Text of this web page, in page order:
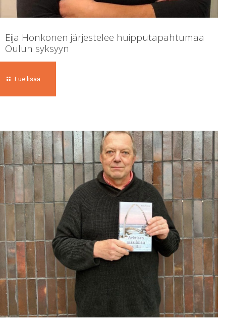
Eija Honkonen järjestelee huipputapahtumaa
Oulun syksyyn
Lue lisää